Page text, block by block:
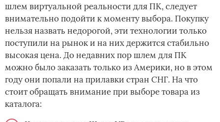
шлем виртуальной реальности для ПК, следует
внимательно подойти к моменту выбора. Покупку
нельзя назвать недорогой, эти технологии только
поступили на рынок и на них держится стабильно
высокая цена. До недавних пор шлем для ПК
можно было заказать только из Америки, но в этом
году они попали на прилавки стран СНГ. На что
стоит обращать внимание при выборе товара из
каталога: